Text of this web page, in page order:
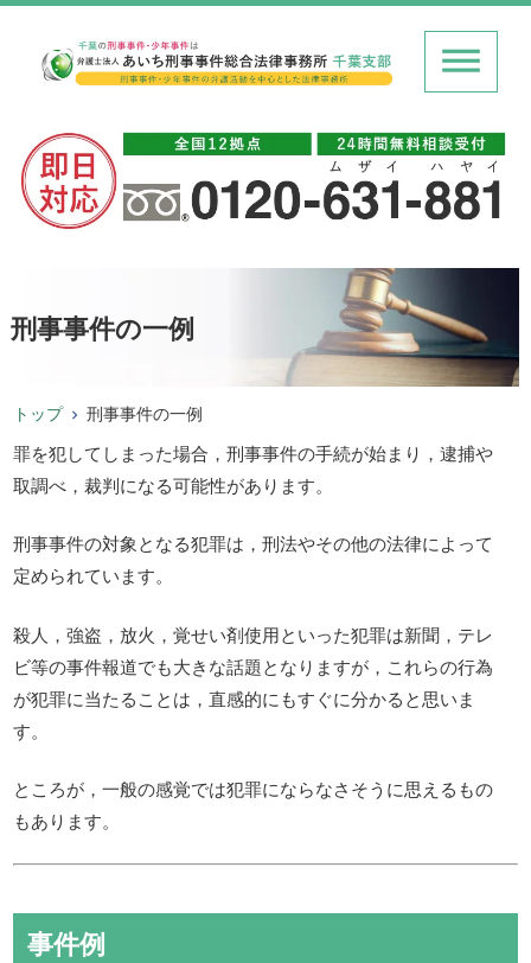
刑事事件の一例
トップ 刑事事件の一例
罪を犯してしまった場合，刑事事件の手続が始まり，逮捕や
取調べ，裁判になる可能性があります。
刑事事件の対象となる犯罪は，刑法やその他の法律によって
定められています。
殺人，強盗，放火，覚せい剤使用といった犯罪は新聞，テレ
ビ等の事件報道でも大きな話題となりますが，これらの行為
が犯罪に当たることは，直感的にもすぐに分かると思いま
す。
ところが，一般の感覚では犯罪にならなさそうに思えるもの
もあります。
事件例